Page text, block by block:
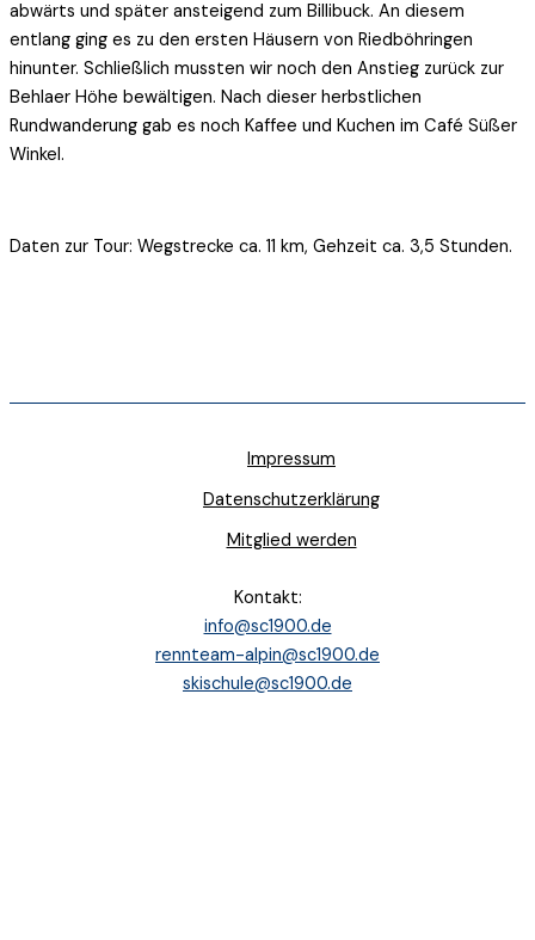
abwärts und später ansteigend zum Billibuck. An diesem
entlang ging es zu den ersten Häusern von Riedböhringen
hinunter. Schließlich mussten wir noch den Anstieg zurück zur
Behlaer Höhe bewältigen. Nach dieser herbstlichen
Rundwanderung gab es noch Kaffee und Kuchen im Café Süßer
Winkel.
Daten zur Tour: Wegstrecke ca. 11 km, Gehzeit ca. 3,5 Stunden.
Impressum
Datenschutzerklärung
Mitglied werden
Kontakt:
info@sc1900.de
rennteam-alpin@sc1900.de
skischule@sc1900.de